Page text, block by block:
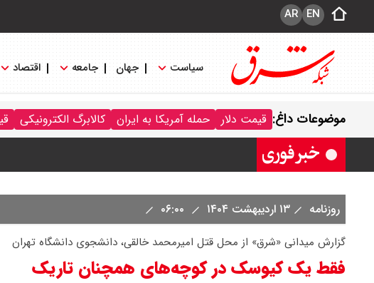
EN
AR
سیاست جهان جامعه اقتصاد
موضوعات داغ: قیمت دلار حمله آمریکا به ایران کالابرگ الکترونیکی
ترکیه و عراق، پروژه کاهش وابستگی به تنگه هرمز
روزنامه ۱۳ اردیبهشت ۱۴۰۴
گزارش میدانی «شرق» از محل قتل امیرمحمد خالقی، دانشجوی دانشگاه تهران
فقط یک کیوسک در کوچه‌های همچنان تاریک